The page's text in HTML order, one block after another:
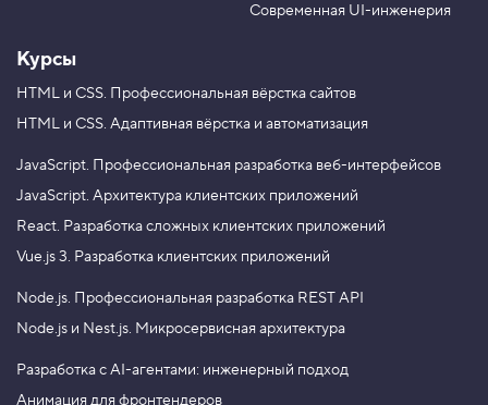
m
Современная UI-инженерия
Курсы
HTML и CSS. Профессиональная вёрстка сайтов
HTML и CSS. Адаптивная вёрстка и автоматизация
JavaScript. Профессиональная разработка веб-интерфейсов
JavaScript. Архитектура клиентских приложений
React. Разработка сложных клиентских приложений
Vue.js 3. Разработка клиентских приложений
Node.js. Профессиональная разработка REST API
Node.js и Nest.js. Микросервисная архитектура
Разработка с AI-агентами: инженерный подход
Анимация для фронтендеров